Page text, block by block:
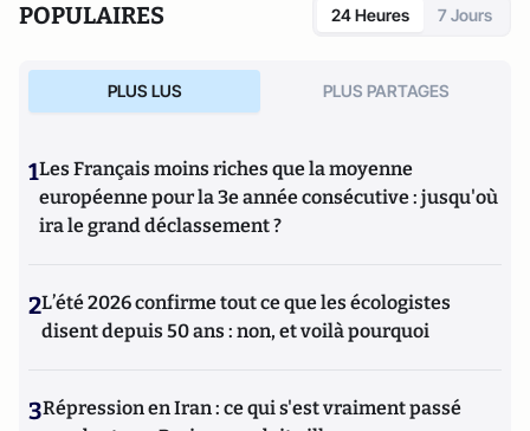
POPULAIRES 24 Heures 7 Jours
PLUS LUS PLUS PARTAGES
1Les Français moins riches que la moyenne
européenne pour la 3e année consécutive : jusqu'où
ira le grand déclassement ?
2L’été 2026 confirme tout ce que les écologistes
disent depuis 50 ans : non, et voilà pourquoi
3Répression en Iran : ce qui s'est vraiment passé